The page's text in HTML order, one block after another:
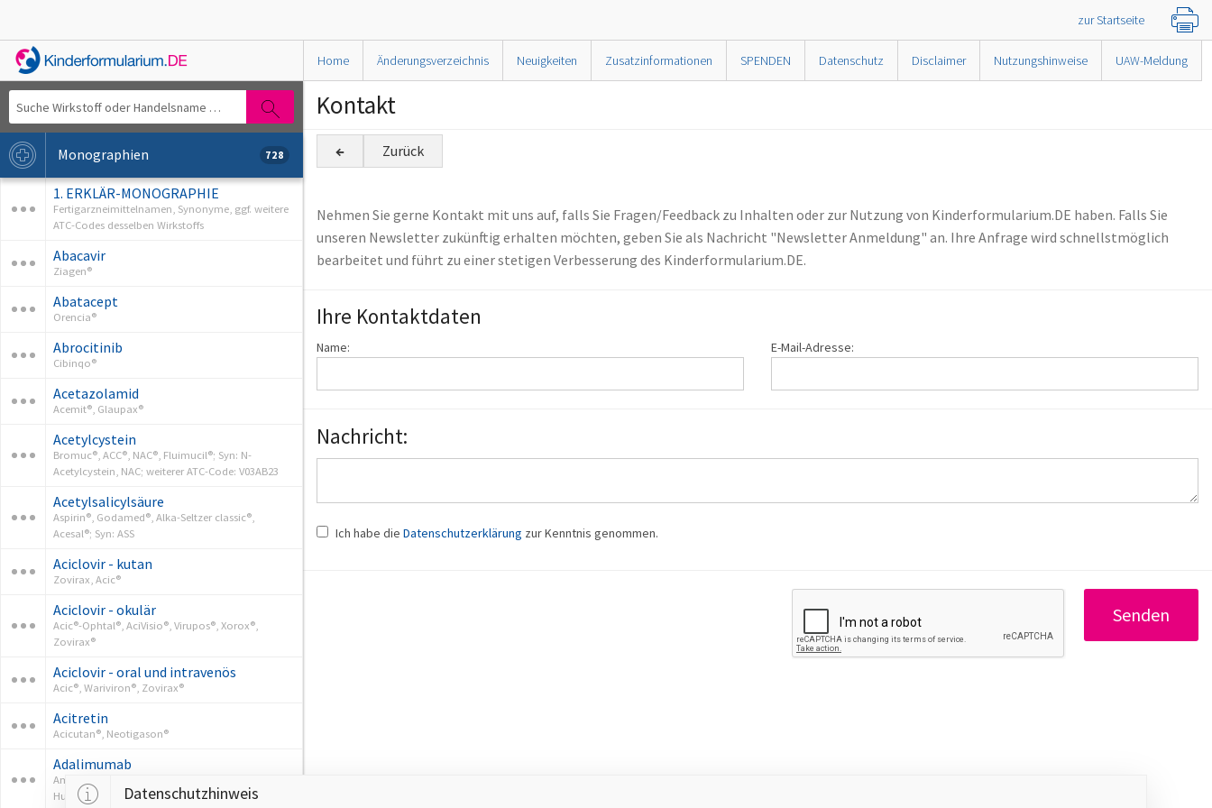
Datenschutzhinweis
zur Startseite
Home Änderungsverzeichnis Neuigkeiten Zusatzinformationen SPENDEN Datenschutz Disclaimer Nutzungshinweise UAW-Meldung
Monographien 728
1. ERKLÄR-MONOGRAPHIE
Fertigarzneimittelnamen, Synonyme, ggf. weitere
ATC-Codes desselben Wirkstoffs
Abacavir
Ziagen®
Abatacept
Orencia®
Abrocitinib
Cibinqo®
Acetazolamid
Acemit®, Glaupax®
Acetylcystein
Bromuc®, ACC®, NAC®, Fluimucil®; Syn: N-
Acetylcystein, NAC; weiterer ATC-Code: V03AB23
Acetylsalicylsäure
Aspirin®, Godamed®, Alka-Seltzer classic®,
Acesal®; Syn: ASS
Aciclovir - kutan
Zovirax, Acic®
Aciclovir - okulär
Acic®-Ophtal®, AciVisio®, Virupos®, Xorox®,
Zovirax®
Aciclovir - oral und intravenös
Acic®, Wariviron®, Zovirax®
Acitretin
Acicutan®, Neotigason®
Adalimumab
Amgevita®, Amsparity®, Hukyndra®, Hulio®,
Humira®, Hyrimoz®, Idacio®, Imraldi®, Yuflyma®
Kontakt
← Zurück
Nehmen Sie gerne Kontakt mit uns auf, falls Sie Fragen/Feedback zu Inhalten oder zur Nutzung von Kinderformularium.DE haben. Falls Sie
unseren Newsletter zukünftig erhalten möchten, geben Sie als Nachricht "Newsletter Anmeldung" an. Ihre Anfrage wird schnellstmöglich
bearbeitet und führt zu einer stetigen Verbesserung des Kinderformularium.DE.
Ihre Kontaktdaten
Name: E-Mail-Adresse:
Nachricht:
Ich habe die Datenschutzerklärung zur Kenntnis genommen.